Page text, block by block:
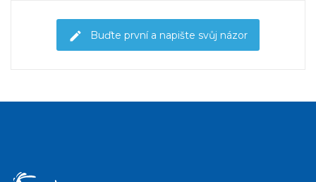
Buďte první a napište svůj názor